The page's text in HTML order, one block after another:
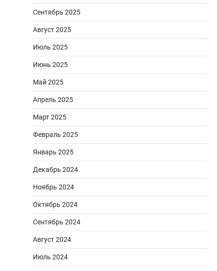
Сентябрь 2025
Август 2025
Июль 2025
Июнь 2025
Май 2025
Апрель 2025
Март 2025
Февраль 2025
Январь 2025
Декабрь 2024
Ноябрь 2024
Октябрь 2024
Сентябрь 2024
Август 2024
Июль 2024